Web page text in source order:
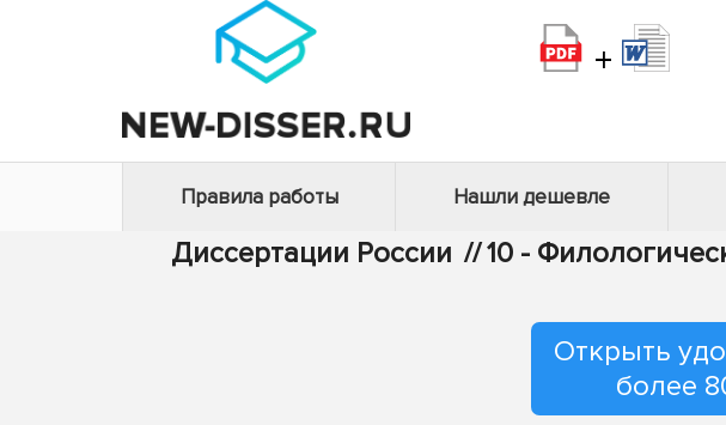
+
Правила работы Нашли дешевле
Диссертации России //10 -
Открыть
более